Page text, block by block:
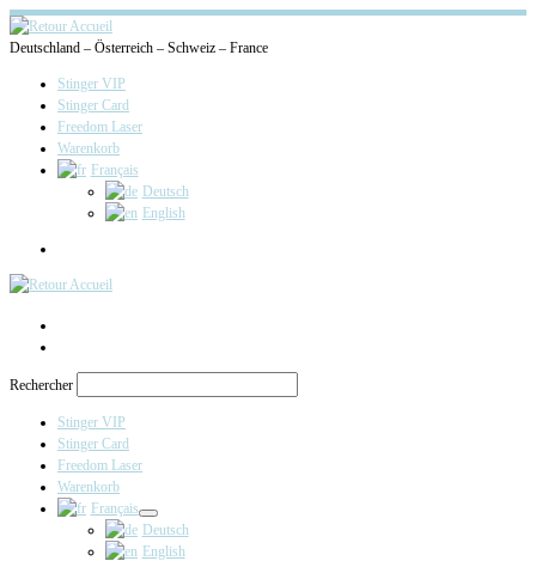
Deutschland – Österreich – Schweiz – France
Stinger VIP
Stinger Card
Freedom Laser
Warenkorb
Français
Deutsch
English
Rechercher
Stinger VIP
Stinger Card
Freedom Laser
Warenkorb
Français
Deutsch
English